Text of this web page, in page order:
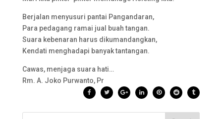
Berjalan menyusuri pantai Pangandaran,
Para pedagang ramai jual buah tangan.
Suara kebenaran harus dikumandangkan,
Kendati menghadapi banyak tantangan.
Cawas, menjaga suara hati…
Rm. A. Joko Purwanto, Pr